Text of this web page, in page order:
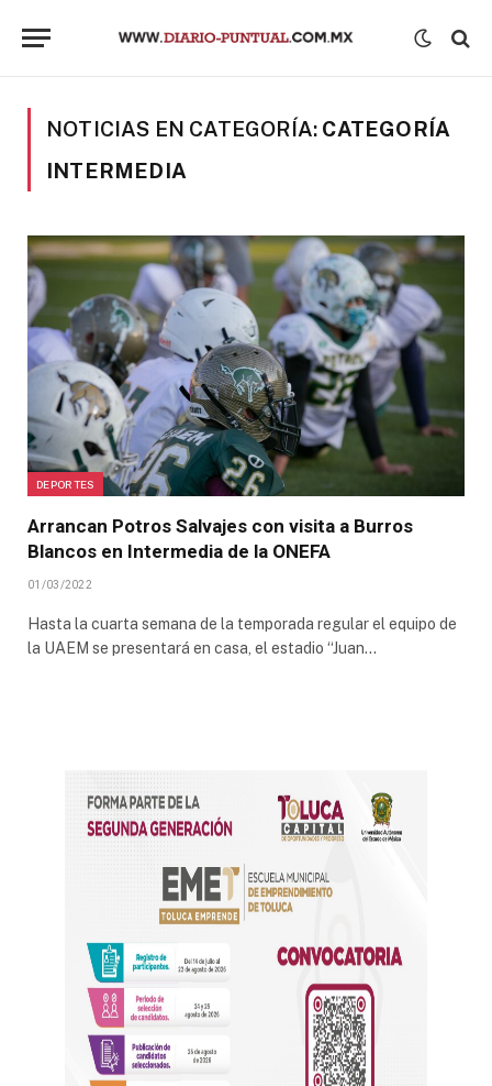
NOTICIAS EN CATEGORÍA: CATEGORÍA
INTERMEDIA
DEPORTES
Arrancan Potros Salvajes con visita a Burros
Blancos en Intermedia de la ONEFA
01/03/2022
Hasta la cuarta semana de la temporada regular el equipo de
la UAEM se presentará en casa, el estadio “Juan…